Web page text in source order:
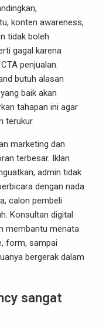
konten awareness,
tidak boleh
gagal karena
penjualan.
butuh alasan
baik akan
tahapan ini agar
terukur.
marketing dan
terbesar. Iklan
admin tidak
dengan nada
calon pembeli
Konsultan digital
membantu menata
form, sampai
bergerak dalam
sangat